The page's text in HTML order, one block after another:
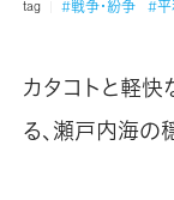
tag #戦争・紛争 #
カタコトと軽快
る、瀬戸内海の